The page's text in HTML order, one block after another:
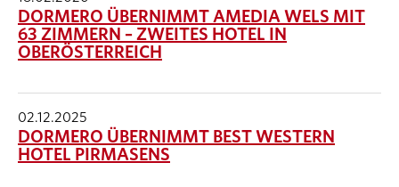
DORMERO ÜBERNIMMT AMEDIA WELS MIT
63 ZIMMERN – ZWEITES HOTEL IN
OBERÖSTERREICH
02.12.2025
DORMERO ÜBERNIMMT BEST WESTERN
HOTEL PIRMASENS